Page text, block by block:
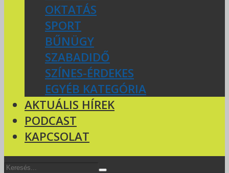
OKTATÁS
SPORT
BŰNÜGY
SZABADIDŐ
SZÍNES-ÉRDEKES
EGYÉB KATEGÓRIA
AKTUÁLIS HÍREK
PODCAST
KAPCSOLAT